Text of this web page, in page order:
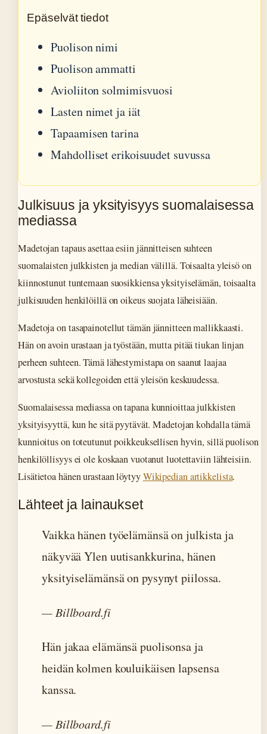
Epäselvät tiedot
Puolison nimi
Puolison ammatti
Avioliiton solmimisvuosi
Lasten nimet ja iät
Tapaamisen tarina
Mahdolliset erikoisuudet suvussa
Julkisuus ja yksityisyys suomalaisessa
mediassa
Madetojan tapaus asettaa esiin jännitteisen suhteen
suomalaisten julkkisten ja median välillä. Toisaalta yleisö on
kiinnostunut tuntemaan suosikkiensa yksityiselämän, toisaalta
julkisuuden henkilöillä on oikeus suojata läheisiään.
Madetoja on tasapainotellut tämän jännitteen mallikkaasti.
Hän on avoin urastaan ja työstään, mutta pitää tiukan linjan
perheen suhteen. Tämä lähestymistapa on saanut laajaa
arvostusta sekä kollegoiden että yleisön keskuudessa.
Suomalaisessa mediassa on tapana kunnioittaa julkkisten
yksityisyyttä, kun he sitä pyytävät. Madetojan kohdalla tämä
kunnioitus on toteutunut poikkeuksellisen hyvin, sillä puolison
henkilöllisyys ei ole koskaan vuotanut luotettaviin lähteisiin.
Lisätietoa hänen urastaan löytyyWikipedian artikkelista.
Lähteet ja lainaukset
Vaikka hänen työelämänsä on julkista ja
näkyvää Ylen uutisankkurina, hänen
yksityiselämänsä on pysynyt piilossa.
— Billboard.fi
Hän jakaa elämänsä puolisonsa ja
heidän kolmen kouluikäisen lapsensa
kanssa.
— Billboard.fi